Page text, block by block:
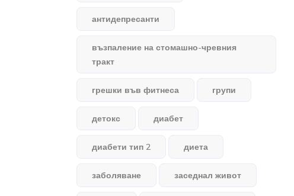
антидепресанти
възпаление на стомашно-чревния
тракт
грешки във фитнеса групи
детокс диабет
диабети тип 2 диета
заболяване заседнал живот